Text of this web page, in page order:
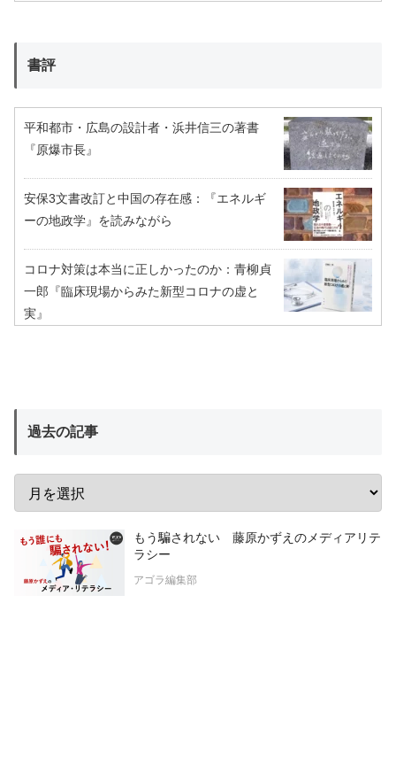
書評
平和都市・広島の設計者・浜井信三の著書
『原爆市長』
安保3文書改訂と中国の存在感：『エネルギ
ーの地政学』を読みながら
コロナ対策は本当に正しかったのか：青柳貞
一郎『臨床現場からみた新型コロナの虚と
実』
過去の記事
もう騙されない 藤原かずえのメディアリテ
ラシー
アゴラ編集部